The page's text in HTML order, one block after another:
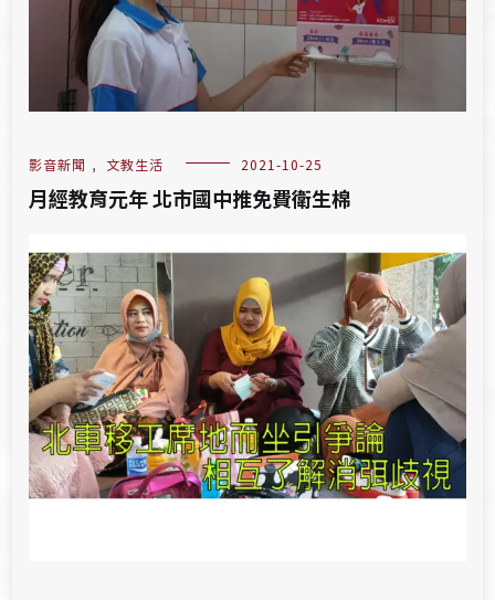
影音新聞 , 文教生活 2021-10-25
月經教育元年 北市國中推免費衛生棉